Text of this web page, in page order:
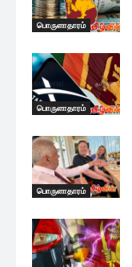
பொருளாதாரம்
பொருளாதாரம்
பொருளாதாரம்